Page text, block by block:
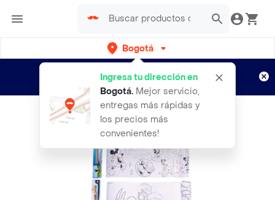
Bogotá
Ingresa tu dirección en
Bogotá. Mejor servicio,
entregas más rápidas y
los precios más
convenientes!
envíos gratis por semanas
Aplican TyC